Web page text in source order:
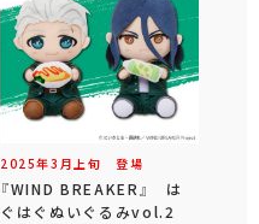
2025年3 月 上旬 登場
『WIND BREAKER』 は
ぐはぐぬいぐるみvol.2